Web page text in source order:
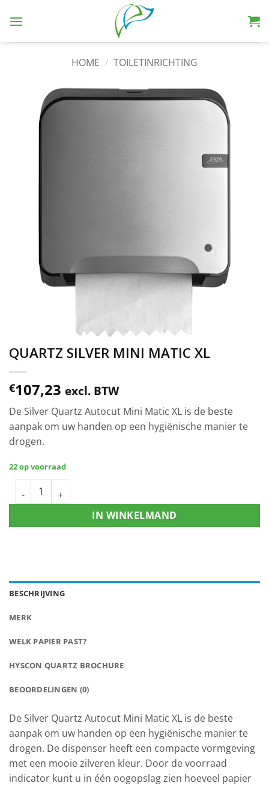
HOME / TOILETINRICHTING
QUARTZ SILVER MINI MATIC XL
€107,23 excl. BTW
De Silver Quartz Autocut Mini Matic XL is de beste
aanpak om uw handen op een hygiënische manier te
drogen.
22 op voorraad
IN WINKELMAND
BESCHRIJVING
MERK
WELK PAPIER PAST?
HYSCON QUARTZ BROCHURE
BEOORDELINGEN (0)
De Silver Quartz Autocut Mini Matic XL is de beste
aanpak om uw handen op een hygiënische manier te
drogen. De dispenser heeft een compacte vormgeving
met een mooie zilveren kleur. Door de voorraad
indicator kunt u in één oogopslag zien hoeveel papier